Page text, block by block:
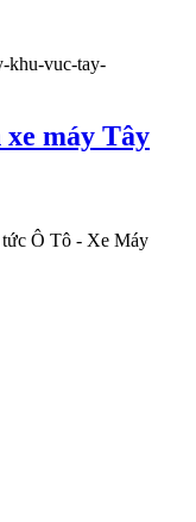
máy Tây
Ô Tô - Xe Máy